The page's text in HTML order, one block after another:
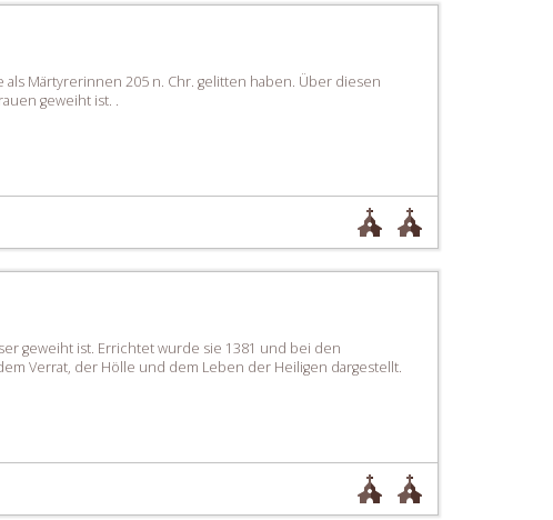
Märtyrerinnen 205 n. Chr. gelitten haben. Über diesen
geweiht ist. .
geweiht ist. Errichtet wurde sie 1381 und bei den
Verrat, der Hölle und dem Leben der Heiligen dargestellt.